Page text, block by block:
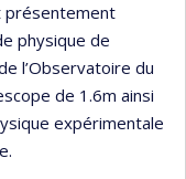
présentement
physique de
l’Observatoire du
de 1.6m ainsi
expérimentale